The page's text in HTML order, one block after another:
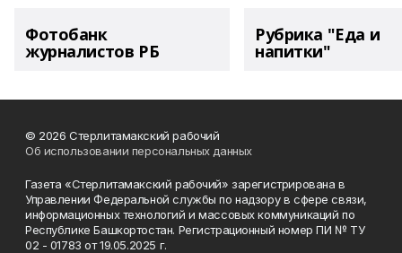
Фотобанк
журналистов РБ
Рубрика "Еда и
напитки"
© 2026 Стерлитамакский рабочий
Об использовании персональных данных
Газета «Стерлитамакский рабочий» зарегистрирована в
Управлении Федеральной службы по надзору в сфере связи,
информационных технологий и массовых коммуникаций по
Республике Башкортостан. Регистрационный номер ПИ № ТУ
02 - 01783 от 19.05.2025 г.